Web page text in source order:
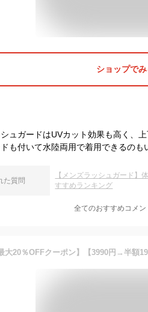
ショップでみ
ュガードはUVカット効果も高く、
も付いて水陸両用で着用できるのも
た質問
【メンズラッシュガード】
すすめランキング
全てのおすすめコメン